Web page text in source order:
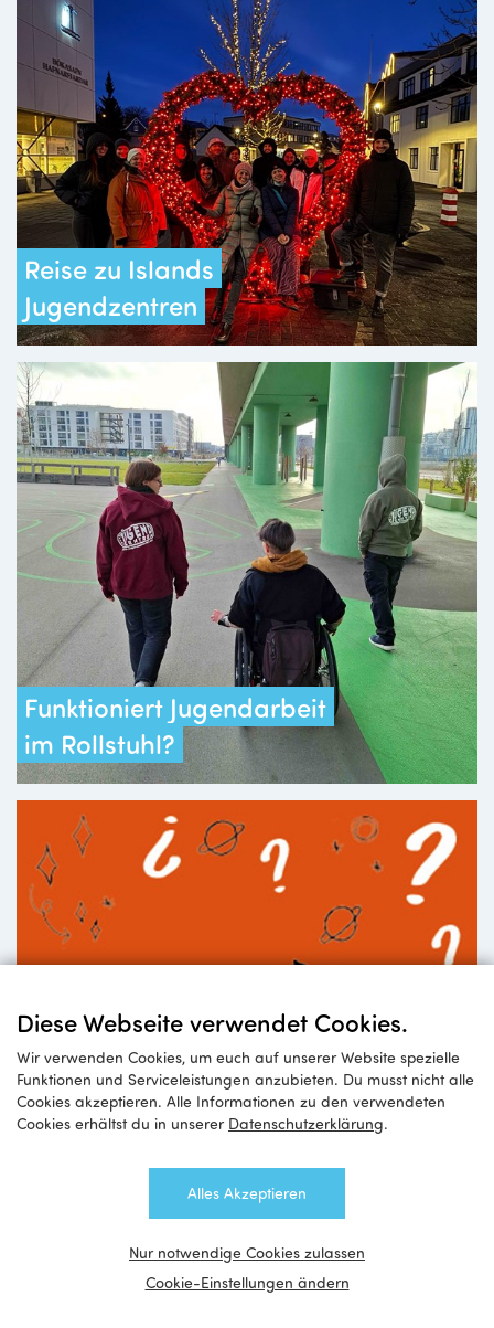
Diese Webseite verwendet Cookies.
Wir verwenden Cookies, um euch auf unserer Website spezielle
Funktionen und Serviceleistungen anzubieten. Du musst nicht alle
Cookies akzeptieren. Alle Informationen zu den verwendeten
Cookies erhältst du in unserer Datenschutzerklärung.
Alles Akzeptieren
Nur notwendige Cookies zulassen
Cookie-Einstellungen ändern
Reise zu Islands
Jugendzentren
Funktioniert Jugendarbeit
im Rollstuhl?
Ausbildung, Lehrstelle,
Job?
Hilfreiche Links!